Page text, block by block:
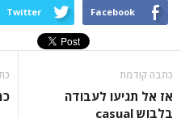
Twitter
לעבודה כמה זה עולה?